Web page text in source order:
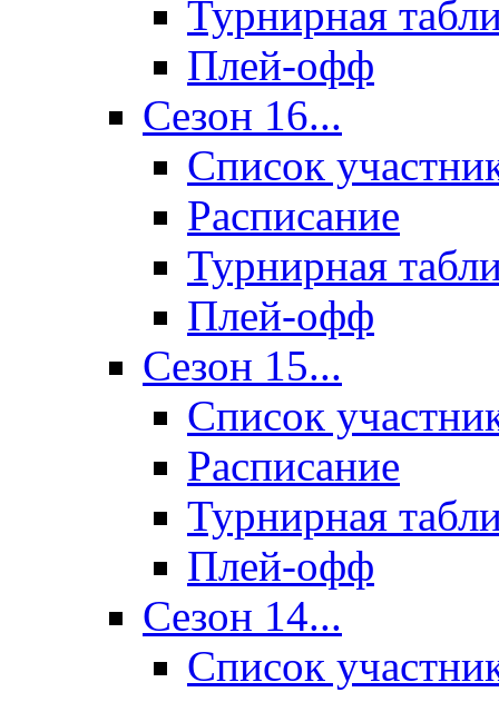
Турнирная
Плей-офф
Сезон 16...
Список
Расписание
Турнирная
Плей-офф
Сезон 15...
Список
Расписание
Турнирная
Плей-офф
Сезон 14...
Список